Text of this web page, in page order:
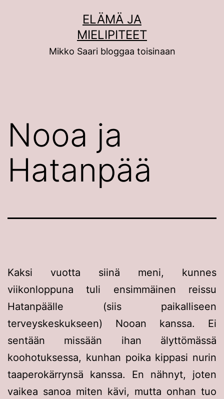
ELÄMÄ JA
MIELIPITEET
Mikko Saari bloggaa toisinaan
Nooa ja
Hatanpää
Kaksi vuotta siinä meni, kunnes
viikonloppuna tuli ensimmäinen reissu
Hatanpäälle (siis paikalliseen
terveyskeskukseen) Nooan kanssa. Ei
sentään missään ihan älyttömässä
koohotuksessa, kunhan poika kippasi nurin
taaperokärrynsä kanssa. En nähnyt, joten
vaikea sanoa miten kävi, mutta onhan tuo